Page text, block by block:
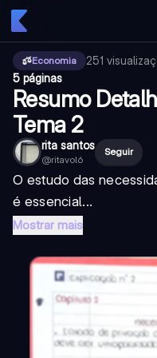
Economia 251
5 páginas
Resumo
Tema 2
rita santos
@ritavol6
Seguir
O estudo das
é essencial...
Mostrar mais